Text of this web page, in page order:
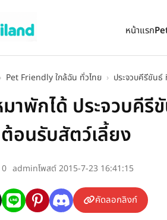
หน้าแรก
› Pet Friendly ใกล้ฉัน ทั่วไทย › ประจวบคีรีขัน
าพักได้ ประจวบคีรี
อนรับสัตว์เลี้ยง
0 adminโพสต์ 2015-7-23 16:41:15
คัดลอกลิงก์